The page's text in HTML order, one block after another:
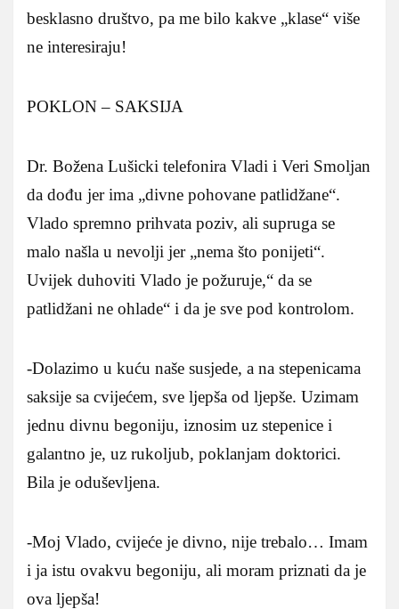
besklasno društvo, pa me bilo kakve „klase“ više
ne interesiraju!
POKLON – SAKSIJA
Dr. Božena Lušicki telefonira Vladi i Veri Smoljan
da dođu jer ima „divne pohovane patlidžane“.
Vlado spremno prihvata poziv, ali supruga se
malo našla u nevolji jer „nema što ponijeti“.
Uvijek duhoviti Vlado je požuruje,“ da se
patlidžani ne ohlade“ i da je sve pod kontrolom.
-Dolazimo u kuću naše susjede, a na stepenicama
saksije sa cvijećem, sve ljepša od ljepše. Uzimam
jednu divnu begoniju, iznosim uz stepenice i
galantno je, uz rukoljub, poklanjam doktorici.
Bila je oduševljena.
-Moj Vlado, cvijeće je divno, nije trebalo… Imam
i ja istu ovakvu begoniju, ali moram priznati da je
ova ljepša!